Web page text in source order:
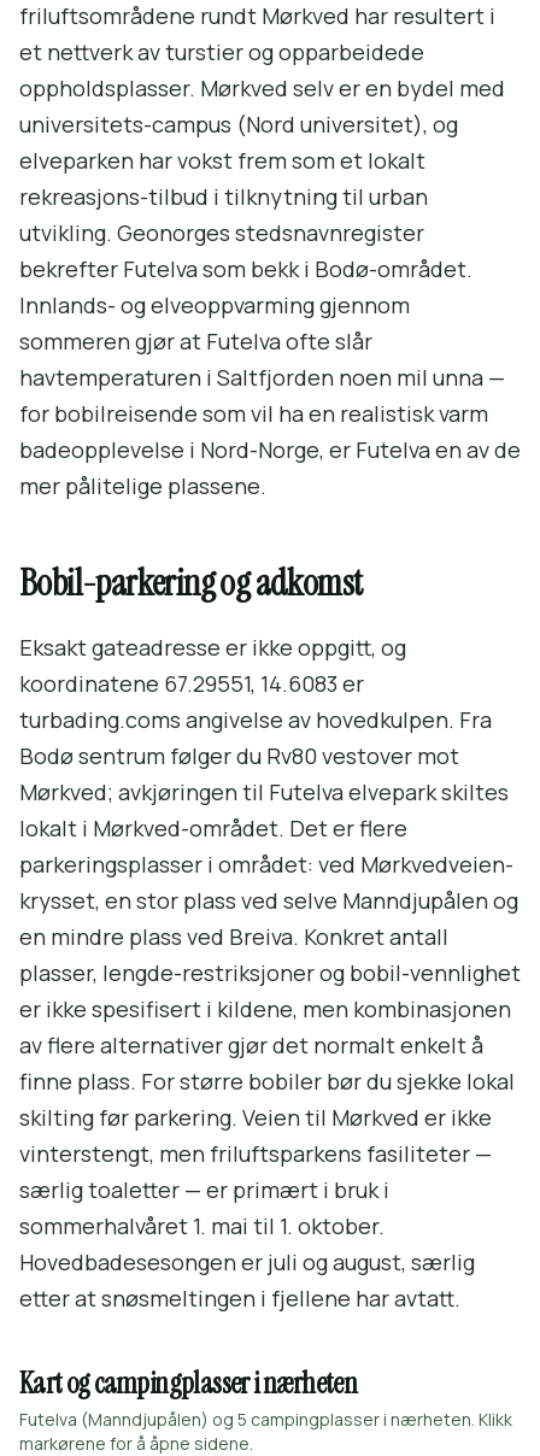
friluftsområdene rundt Mørkved har resultert i
et nettverk av turstier og opparbeidede
oppholdsplasser. Mørkved selv er en bydel med
universitets-campus (Nord universitet), og
elveparken har vokst frem som et lokalt
rekreasjons-tilbud i tilknytning til urban
utvikling. Geonorges stedsnavnregister
bekrefter Futelva som bekk i Bodø-området.
Innlands- og elve­oppvarming gjennom
sommeren gjør at Futelva ofte slår
havtemperaturen i Saltfjorden noen mil unna —
for bobilreisende som vil ha en realistisk varm
badeopplevelse i Nord-Norge, er Futelva en av de
mer pålitelige plassene.
Bobil-parkering og adkomst
Eksakt gateadresse er ikke oppgitt, og
koordinatene 67.29551, 14.6083 er
turbading.coms angivelse av hovedkulpen. Fra
Bodø sentrum følger du Rv80 vestover mot
Mørkved; avkjøringen til Futelva elvepark skiltes
lokalt i Mørkved-området. Det er flere
parkeringsplasser i området: ved Mørkvedveien-
krysset, en stor plass ved selve Manndjupålen og
en mindre plass ved Breiva. Konkret antall
plasser, lengde-restriksjoner og bobil-vennlighet
er ikke spesifisert i kildene, men kombinasjonen
av flere alternativer gjør det normalt enkelt å
finne plass. For større bobiler bør du sjekke lokal
skilting før parkering. Veien til Mørkved er ikke
vinterstengt, men friluftsparkens fasiliteter —
særlig toaletter — er primært i bruk i
sommerhalvåret 1. mai til 1. oktober.
Hovedbadesesongen er juli og august, særlig
etter at snøsmeltingen i fjellene har avtatt.
Kart og campingplasser i nærheten
Futelva (Manndjupålen) og 5 campingplasser i nærheten. Klikk
markørene for å åpne sidene.